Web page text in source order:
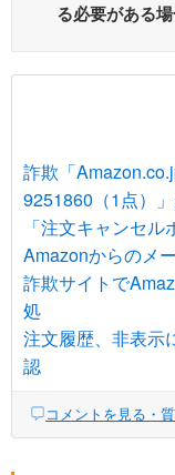
る必要がある場
詐欺「
9251860（1点）
「注文キャンセ
Amazonからのメ
詐欺サイトで
処
注文履歴、非表示
認
コメントを見る・